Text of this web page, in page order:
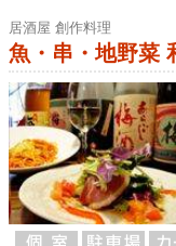
居酒屋 創作料理
魚・串・地野菜